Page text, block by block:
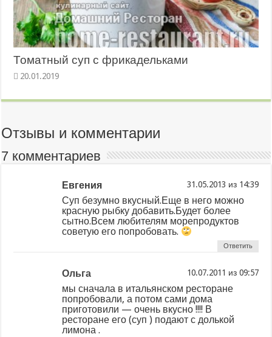
Томатный суп с фрикадельками
20.01.2019
Отзывы и комментарии
7 комментариев
Евгения из
Суп безумно вкусный.Еще в него можно
красную рыбку добавить.Будет более
сытно.Всем любителям морепродуктов
советую его попробовать.
Ответить
Ольга из
мы сначала в итальянском ресторане
попробовали, а потом сами дома
приготовили — очень вкусно !!!! В
ресторане его (суп ) подают с долькой
лимона .